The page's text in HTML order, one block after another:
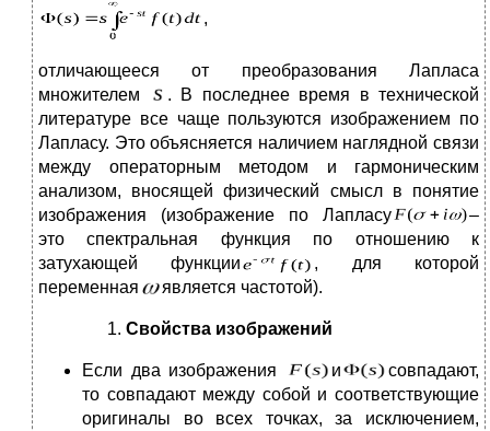
отличающееся от преобразования Лапласа
множителем
. В последнее время в технической
литературе все чаще пользуются изображением по
Лапласу. Это объясняется наличием наглядной связи
между операторным методом и гармоническим
анализом, вносящей физический смысл в понятие
изображения (изображение по Лапласу
–
это спектральная функция по отношению к
затухающей функции
, для которой
переменная
является частотой).
Свойства изображений
Если два изображения и
совпадают,
то совпадают между собой и соответствующие
оригиналы во всех точках, за исключением,